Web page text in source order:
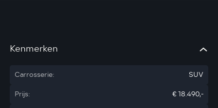
Kenmerken
Carrosserie:
SUV
Prijs:
€ 18.490,-